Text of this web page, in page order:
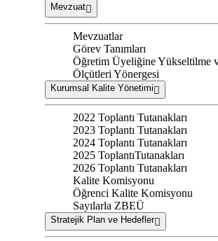
Mevzuat
Mevzuatlar
Görev Tanımları
Öğretim Üyeliğine Yükseltilme
Ölçütleri Yönergesi
Kurumsal Kalite Yönetimi
2022 Toplantı Tutanakları
2023 Toplantı Tutanakları
2024 Toplantı Tutanakları
2025 ToplantıTutanakları
2026 Toplantı Tutanakları
Kalite Komisyonu
Öğrenci Kalite Komisyonu
Sayılarla ZBEÜ
Stratejik Plan ve Hedefler